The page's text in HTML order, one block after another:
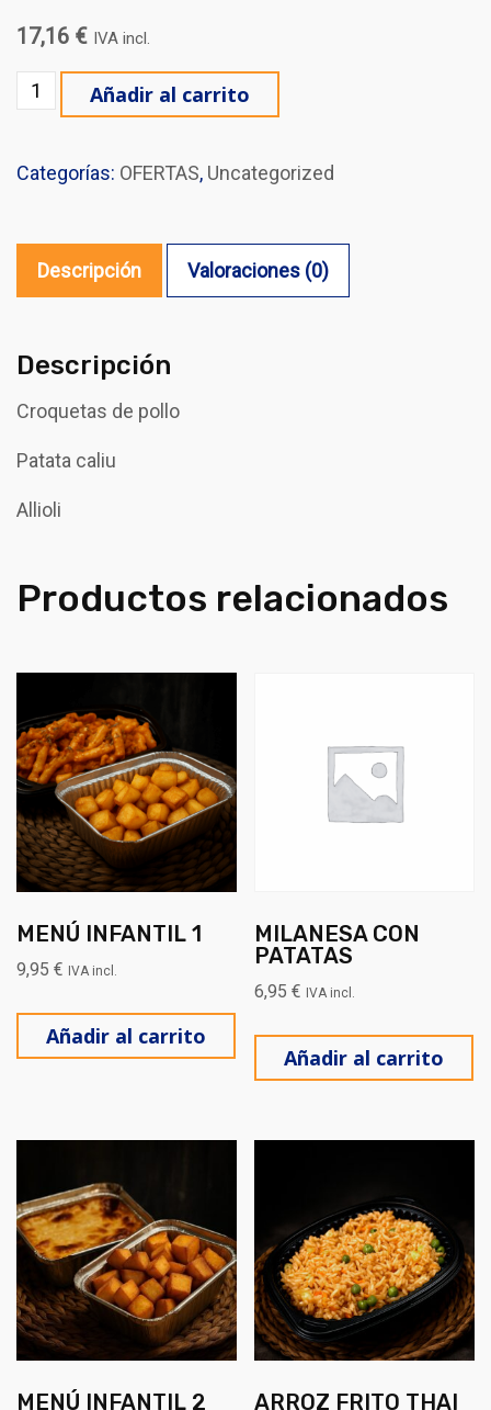
17,16 € IVA incl.
z MENÚ PAREJA POLLO A L’AST cantidad
Añadir al carrito
Categorías: OFERTAS, Uncategorized
Descripción Valoraciones (0)
Descripción
Croquetas de pollo
Patata caliu
Allioli
Productos relacionados
MENÚ INFANTIL 1
9,95 € IVA incl.
Añadir al carrito
MILANESA CON
PATATAS
6,95€ IVA incl.
Añadir al carrito
MENÚ INFANTIL 2 ARROZ FRITO THAI